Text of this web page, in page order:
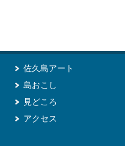
佐久島アート
島おこし
見どころ
アクセス